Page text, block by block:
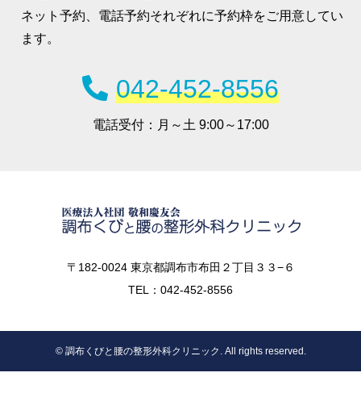
ネット予約、電話予約それぞれに予約枠をご用意してい
ます。
042-452-8556
電話受付： 月～土 9:00～17:00
〒182-0024 東京都調布市布田２丁目３３−６
TEL：042-452-8556
© 調布くびと腰の整形外科クリニック. All rights reserved.